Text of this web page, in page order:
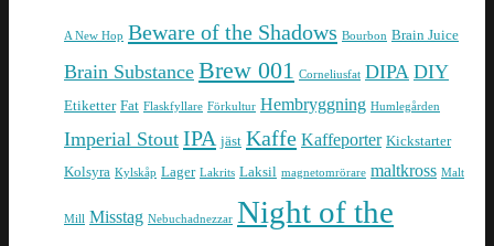
A New Hop Beware of the Shadows Bourbon Brain Juice
Brain Substance Brew 001 Corneliusfat DIPA DIY
Etiketter Fat Flaskfyllare Förkultur Hembryggning Humlegården
Imperial Stout IPA jäst Kaffe Kaffeporter Kickstarter
Kolsyra Kylskåp Lager Lakrits Laksil magnetomrörare maltkross Malt
Mill Misstag Nebuchadnezzar Night of the